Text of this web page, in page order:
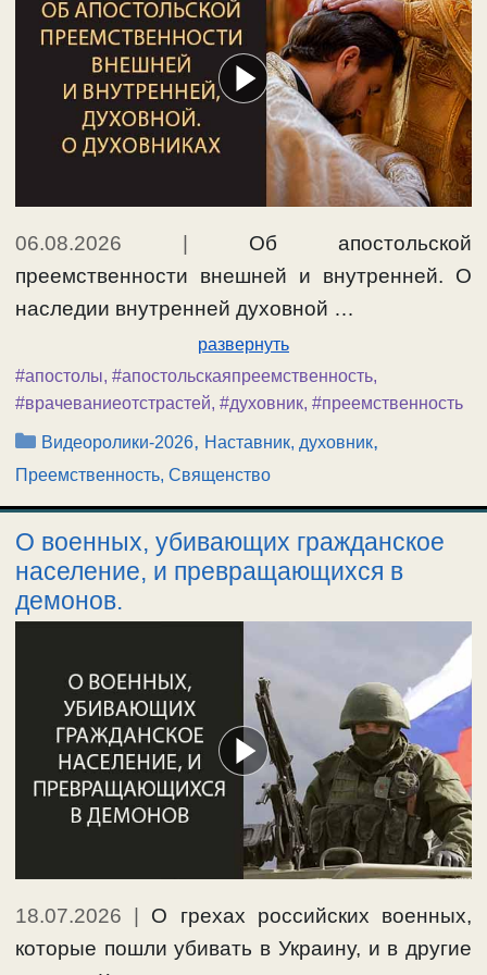
06.08.2026 | Об апостольской
преемственности внешней и внутренней. О
наследии внутренней духовной …
развернуть
#апостолы, #апостольскаяпреемственность,
#врачеваниеотстрастей, #духовник, #преемственность
Рубрики
Видеоролики-2026, Наставник, духовник,
Преемственность, Священство
О военных, убивающих гражданское
население, и превращающихся в
демонов.
18.07.2026 | О грехах российских военных,
которые пошли убивать в Украину, и в другие